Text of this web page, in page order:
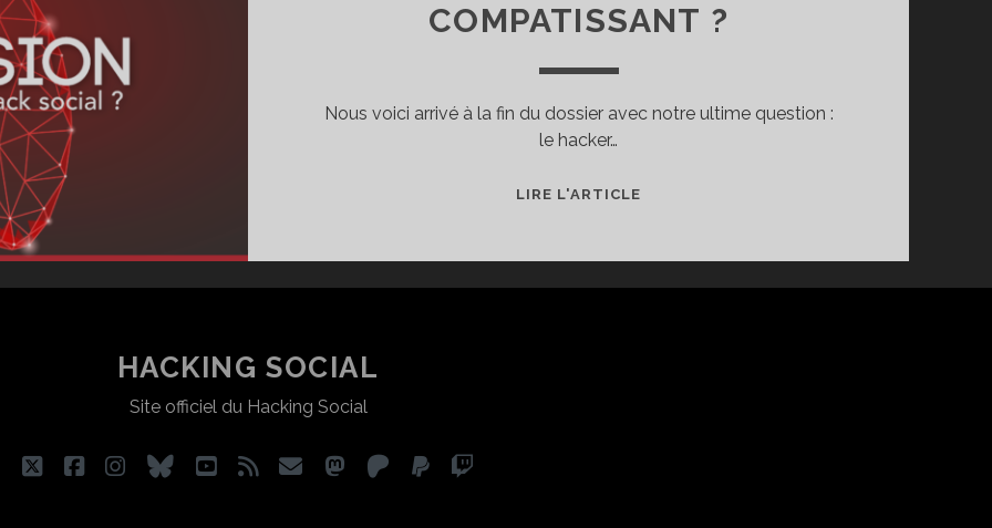
COMPATISSANT ?
Nous voici arrivé à la fin du dossier avec notre ultime question :
le hacker…
LIRE L'ARTICLE
HACKING SOCIAL
Site officiel du Hacking Social
twitterfacebook
instagram
blueskyyoutube
rss emailmastodon
patreon
paypal